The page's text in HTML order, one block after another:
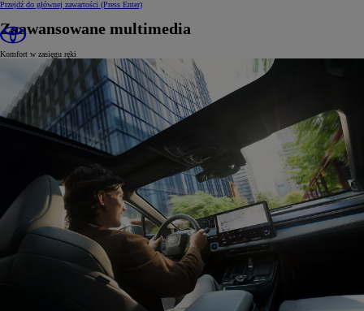
Przejdź do głównej zawartości (Press Enter)
Zaawansowane multimedia
Komfort w zasięgu ręki